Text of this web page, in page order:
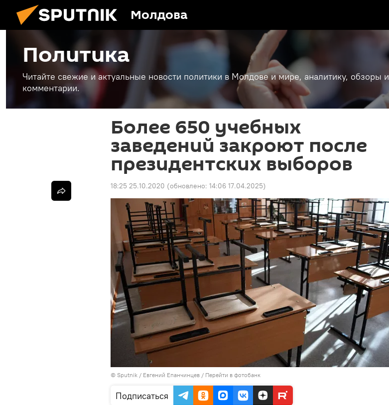
Молдова
Политика
Читайте свежие и актуальные новости политики в Молдове и мире, аналитику, обзоры и
комментарии.
Более 650 учебных
заведений закроют после
президентских выборов
18:25 25.10.2020 (обновлено: 14:06 17.04.2025)
© Sputnik / Евгений Епанчинцев / Перейти в фотобанк
Подписаться